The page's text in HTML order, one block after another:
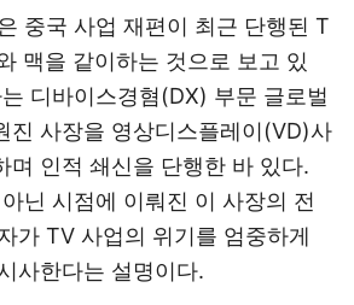
중국 사업 재편이 최근 단행된 T
맥을 같이하는 것으로 보고 있
디바이스경혐(DX) 부문 글로벌
진 사장을 영상디스플레이(VD)사
며 인적 쇄신을 단행한 바 있다.
닌 시점에 이뤄진 이 사장의 전
가 TV 사업의 위기를 엄중하게
사한다는 설명이다.